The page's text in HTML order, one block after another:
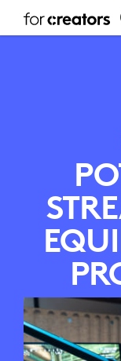
EQUIPO